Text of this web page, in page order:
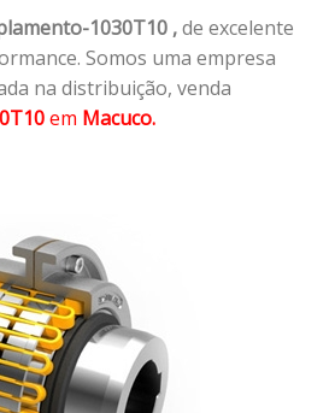
1030T10 ,de excelente
Somos uma empresa
na distribuição, venda
em Macuco.